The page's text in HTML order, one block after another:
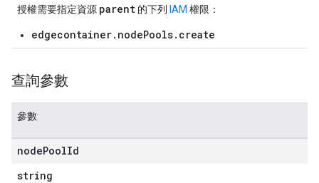
授權需要指定資源 parent 的下列 IAM 權限：
edgecontainer.nodePools.create
查詢參數
參數
nodePoolId
string